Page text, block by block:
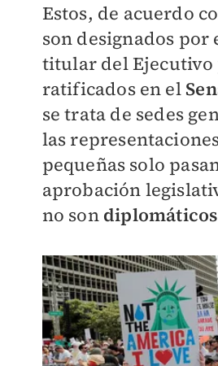
Estos, de acuerdo
son designados por
titular del Ejecutivo
ratificados en el
setrata de sedes
las
pequeñas solo
aprobación
no son